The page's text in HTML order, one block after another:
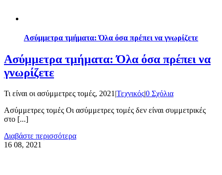
Ασύμμετρα τμήματα: Όλα όσα πρέπει να γνωρίζετε
Ασύμμετρα τμήματα: Όλα όσα πρέπει να
γνωρίζετε
Τι είναι οι ασύμμετρες τομές, 2021 |Τεχνικός|0 Σχόλια
Ασύμμετρες τομές Οι ασύμμετρες τομές δεν είναι συμμετρικές
στο [...]
Διαβάστε περισσότερα
16 08, 2021